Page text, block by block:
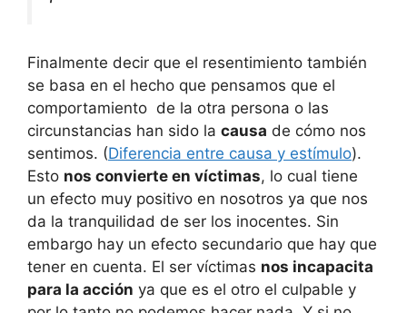
Finalmente decir que el resentimiento también
se basa en el hecho que pensamos que el
comportamiento de la otra persona o las
circunstancias han sido la causa de cómo nos
sentimos. (Diferencia entre causa y estímulo).
Esto nos convierte en víctimas, lo cual tiene
un efecto muy positivo en nosotros ya que nos
da la tranquilidad de ser los inocentes. Sin
embargo hay un efecto secundario que hay que
tener en cuenta. El ser víctimas nos incapacita
para la acción ya que es el otro el culpable y